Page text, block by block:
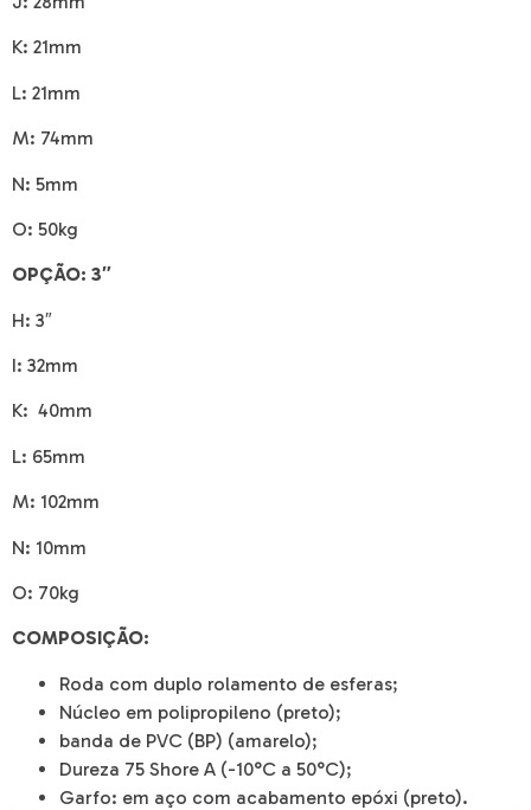
K: 21mm
L: 21mm
M: 74mm
N: 5mm
O: 50kg
OPÇÃO: 3″
H: 3″
I: 32mm
K: 40mm
L: 65mm
M: 102mm
N: 10mm
O: 70kg
COMPOSIÇÃO:
Roda com duplo rolamento de esferas;
Núcleo em polipropileno (preto);
banda de PVC (BP) (amarelo);
Dureza 75 Shore A (-10°C a 50°C);
Garfo: em aço com acabamento epóxi (preto).